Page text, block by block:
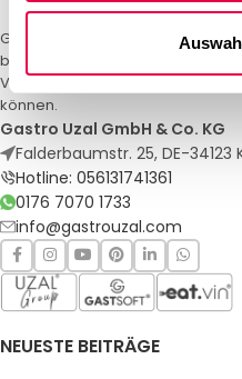
Gastro Uzal – Ihr Spezialist für
bieten maßgeschneiderte
Veranstaltungen. Qualität und
können.
Gastro Uzal GmbH & Co. KG
Falderbaumstr. 25, DE-
Hotline: 056131741361
0176 7070 1733
info@gastrouzal.com
NEUESTE BEITRÄGE